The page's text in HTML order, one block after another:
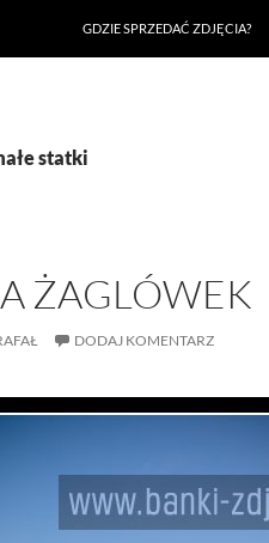
GDZIE SPRZEDAĆ ZDJĘCIA?
statki
ŻAGLÓWEK
DODAJ KOMENTARZ